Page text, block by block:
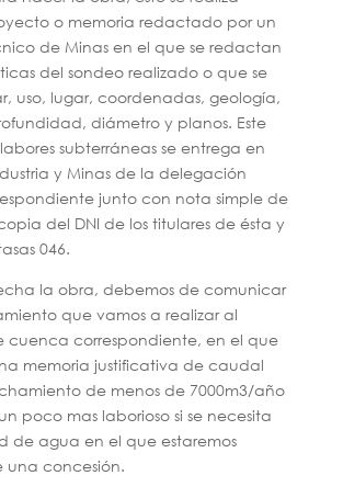
o memoria redactado por un
de Minas en el que se redactan
del sondeo realizado o que se
uso, lugar, coordenadas, geología,
diámetro y planos. Este
subterráneas se entrega en
y Minas de la delegación
junto con nota simple de
del DNI de los titulares de ésta y
046.
la obra, debemos de comunicar
que vamos a realizar al
cuenca correspondiente, en el que
memoria justificativa de caudal
de menos de 7000m3/año
poco mas laborioso si se necesita
de agua en el que estaremos
concesión.